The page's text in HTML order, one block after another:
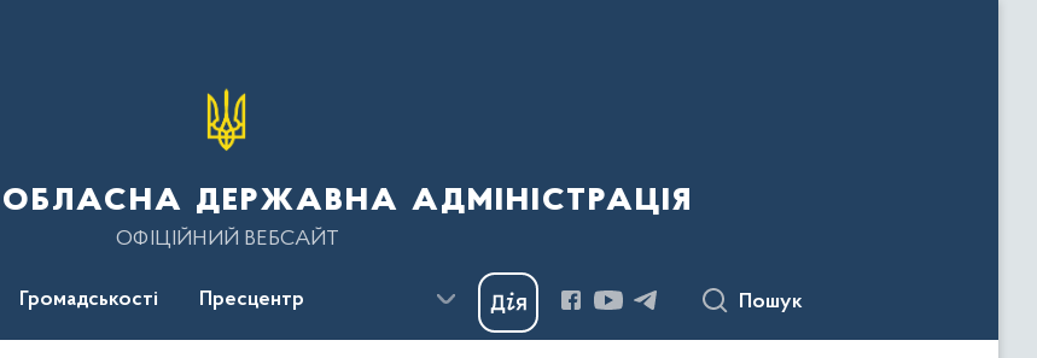
державна адміністрація
ОФІЦІЙНИЙ ВЕБСАЙТ
Громадськості Пресцентр Пошук